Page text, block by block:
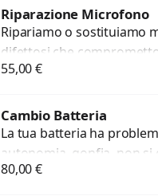
Procedi
Riparazione Microfono
Ripariamo o sostituiamo
difettosi che
audio delle registrazioni o
di...
55,00€
Procedi
Cambio Batteria
La tua batteria ha
autonomia, gonfia, non si
lenta o cicli di ricarica
80,00€